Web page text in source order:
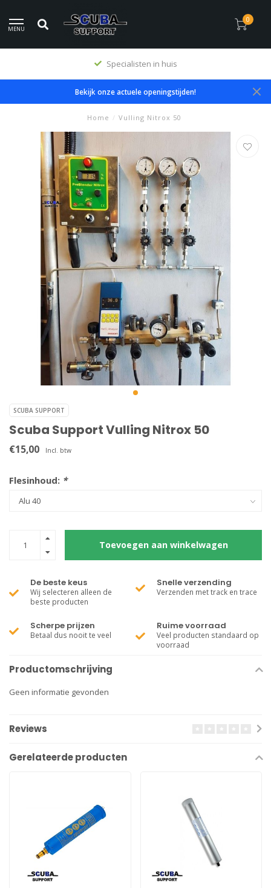
MENU
0
Specialisten in huis
Bekijk onze actuele openingstijden!
Home / Vulling Nitrox 50
SCUBA SUPPORT
Scuba Support Vulling Nitrox 50
€15,00 Incl. btw
Flesinhoud: *
Toevoegen aan winkelwagen
De beste keus
Wij selecteren alleen de
beste producten
Snelle verzending
Verzenden met track en trace
Scherpe prijzen
Betaal dus nooit te veel
Ruime voorraad
Veel producten standaard op
voorraad
Productomschrijving
Geen informatie gevonden
Reviews
Gerelateerde producten